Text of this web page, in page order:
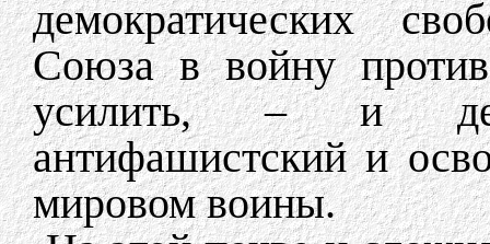
демократических
Союза в войну
усилить, – и
антифашистский и
мировом воины.